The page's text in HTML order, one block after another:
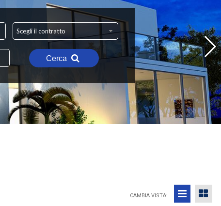
Scegli il contratto
Cerca
CAMBIA VISTA: